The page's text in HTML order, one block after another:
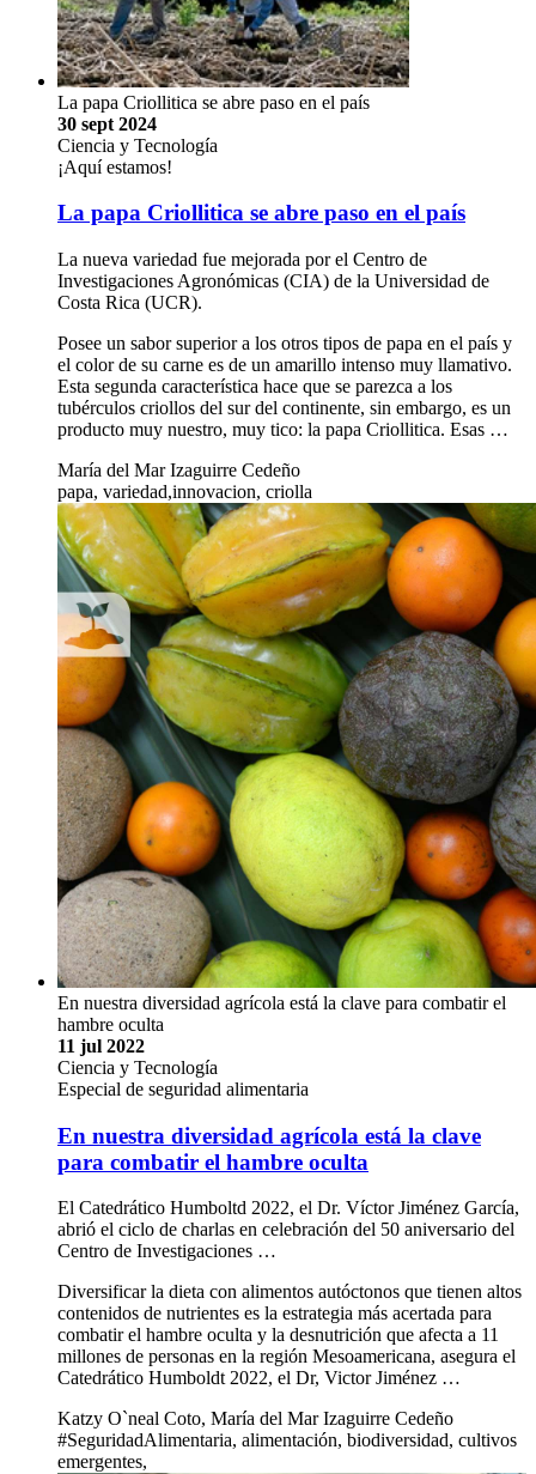
La papa Criollitica se abre paso en el país
30 sept 2024
Ciencia y Tecnología
¡Aquí estamos!
La papa Criollitica se abre paso en el país
La nueva variedad fue mejorada por el Centro de
Investigaciones Agronómicas (CIA) de la Universidad de
Costa Rica (UCR).
Posee un sabor superior a los otros tipos de papa en el país y
el color de su carne es de un amarillo intenso muy llamativo.
Esta segunda característica hace que se parezca a los
tubérculos criollos del sur del continente, sin embargo, es un
producto muy nuestro, muy tico: la papa Criollitica. Esas …
María del Mar Izaguirre Cedeño
papa, variedad,innovacion, criolla
En nuestra diversidad agrícola está la clave para combatir el
hambre oculta
11 jul 2022
Ciencia y Tecnología
Especial de seguridad alimentaria
En nuestra diversidad agrícola está la clave
para combatir el hambre oculta
El Catedrático Humboltd 2022, el Dr. Víctor Jiménez García,
abrió el ciclo de charlas en celebración del 50 aniversario del
Centro de Investigaciones …
Diversificar la dieta con alimentos autóctonos que tienen altos
contenidos de nutrientes es la estrategia más acertada para
combatir el hambre oculta y la desnutrición que afecta a 11
millones de personas en la región Mesoamericana, asegura el
Catedrático Humboldt 2022, el Dr, Victor Jiménez …
Katzy O`neal Coto, María del Mar Izaguirre Cedeño
#SeguridadAlimentaria, alimentación, biodiversidad, cultivos
emergentes,